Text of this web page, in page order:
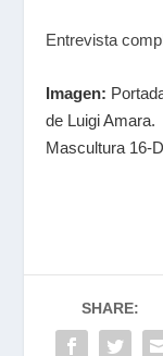
Entrevista
Imagen:
de Luigi Amara.
Mascultura 16-
SHARE: